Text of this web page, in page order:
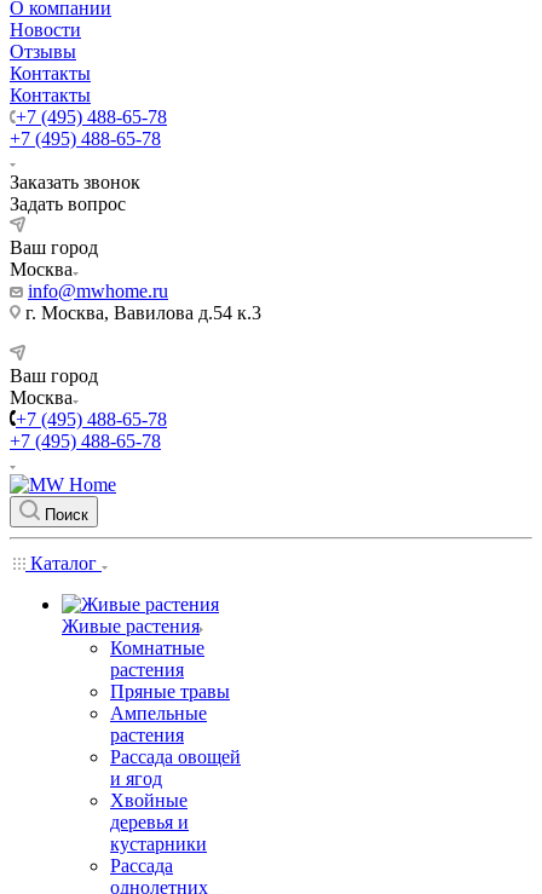
О компании
Новости
Отзывы
Контакты
Контакты
+7 (495) 488-65-78
+7 (495) 488-65-78
Заказать звонок
Задать вопрос
Ваш город
Москва
info@mwhome.ru
г. Москва, Вавилова д.54 к.3
Ваш город
Москва
+7 (495) 488-65-78
+7 (495) 488-65-78
Поиск
Каталог
Живые растения
Комнатные
растения
Пряные травы
Ампельные
растения
Рассада овощей
и ягод
Хвойные
деревья и
кустарники
Рассада
однолетних